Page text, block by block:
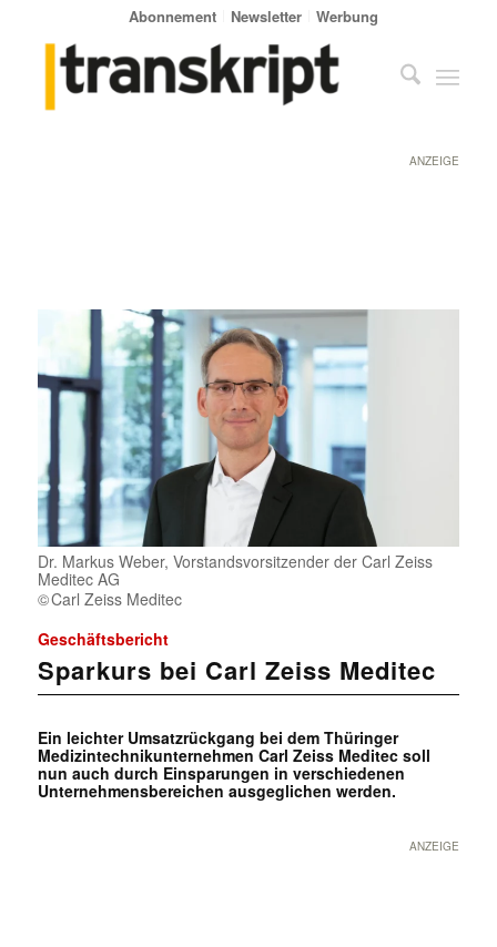
Abonnement Newsletter Werbung
ANZEIGE
Dr. Markus Weber, Vorstandsvorsitzender der Carl Zeiss
Meditec AG
Carl Zeiss Meditec
Geschäftsbericht
Sparkurs bei Carl Zeiss Meditec
Ein leichter Umsatzrückgang bei dem Thüringer
Medizintechnikunternehmen Carl Zeiss Meditec soll
nun auch durch Einsparungen in verschiedenen
Unternehmensbereichen ausgeglichen werden.
ANZEIGE